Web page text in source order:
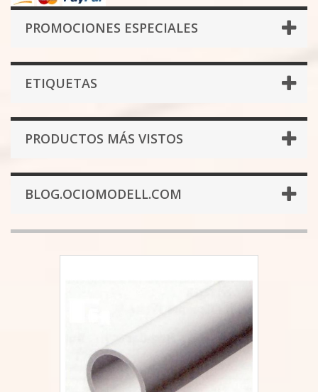
PROMOCIONES ESPECIALES
ETIQUETAS
PRODUCTOS MÁS VISTOS
BLOG.OCIOMODELL.COM